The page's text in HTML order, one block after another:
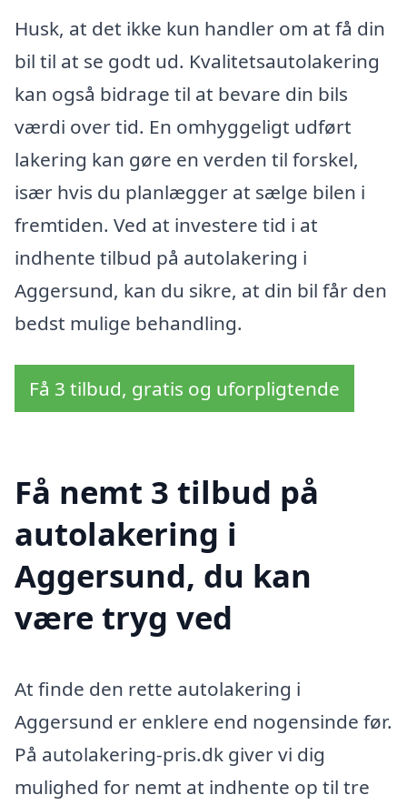
Husk, at det ikke kun handler om at få din
bil til at se godt ud. Kvalitetsautolakering
kan også bidrage til at bevare din bils
værdi over tid. En omhyggeligt udført
lakering kan gøre en verden til forskel,
især hvis du planlægger at sælge bilen i
fremtiden. Ved at investere tid i at
indhente tilbud på autolakering i
Aggersund, kan du sikre, at din bil får den
bedst mulige behandling.
Få 3 tilbud, gratis og uforpligtende
Få nemt 3 tilbud på
autolakering i
Aggersund, du kan
være tryg ved
At finde den rette autolakering i
Aggersund er enklere end nogensinde før.
På autolakering-pris.dk giver vi dig
mulighed for nemt at indhente op til tre